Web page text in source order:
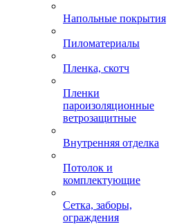
Напольные покрытия
Пиломатериалы
Пленка, скотч
Пленки
пароизоляционные
ветрозащитные
Внутренняя отделка
Потолок и
комплектующие
Сетка, заборы,
ограждения